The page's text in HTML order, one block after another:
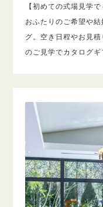
【初めての式場見学
おふたりのご希望や
グ。空き日程やお見
のご見学でカタログギ